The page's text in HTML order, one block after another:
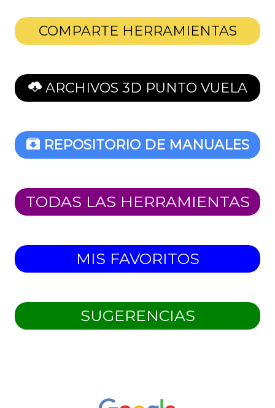
COMPARTE HERRAMIENTAS
ARCHIVOS 3D PUNTO VUELA
REPOSITORIO DE MANUALES
TODAS LAS HERRAMIENTAS
MIS FAVORITOS
SUGERENCIAS